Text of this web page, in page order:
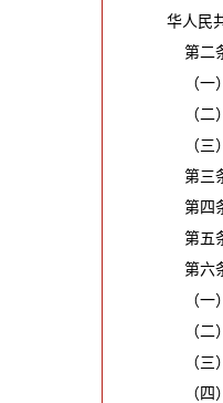
华人民
第二
（一
（二
（三
第三
第四
第五
第六
（一
（二
（三
（四